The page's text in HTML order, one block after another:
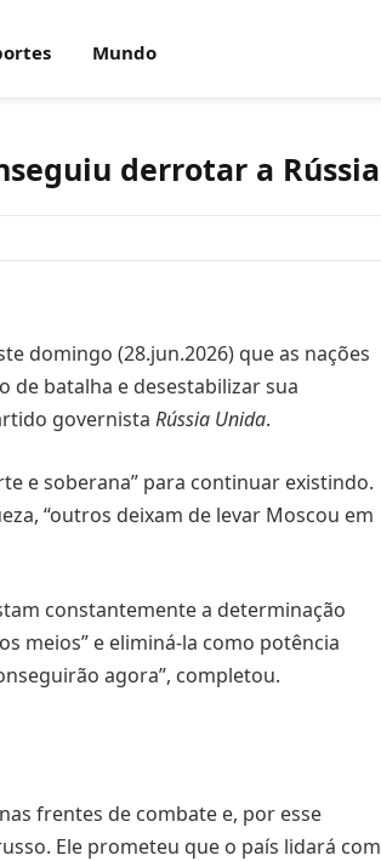
Mundo
derrotar a Rússia
domingo (28.jun.2026) que as nações
de batalha e desestabilizar sua
governista Rússia Unida.
e soberana” para continuar existindo.
“outros deixam de levar Moscou em
constantemente a determinação
meios” e eliminá-la como potência
agora”, completou.
frentes de combate e, por esse
Ele prometeu que o país lidará com